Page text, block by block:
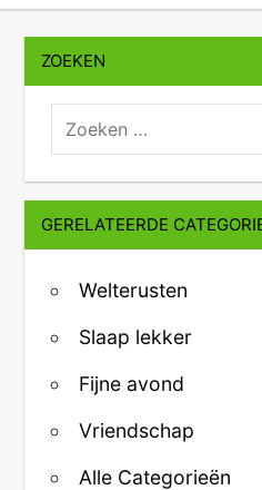
ZOEKEN
zoeken:
GERELATEERDE
Welterusten
Slaap lekker
Fijne avond
Vriendschap
Alle Categorieën